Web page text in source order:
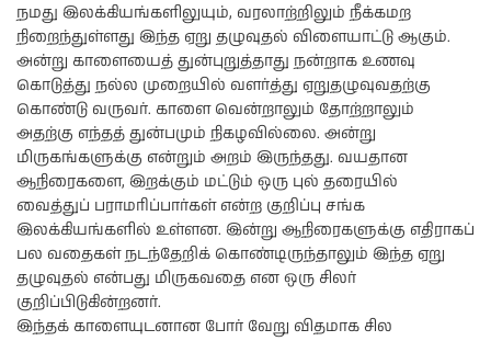
நமது இலக்கியங்களிலுயும், வரலாற்றிலும் நீக்கமற
நிறைந்துள்ளது இந்த ஏறு தழுவுதல் விளையாட்டு ஆகும்.
அன்று காளையைத் துன்புறுத்தாது நன்றாக உணவு
கொடுத்து நல்ல முறையில் வளர்த்து ஏறுதழுவுவதற்கு
கொண்டு வருவர். காளை வென்றாலும் தோற்றாலும்
அதற்கு எந்தத் துன்பமும் நிகழவில்லை. அன்று
மிருகங்களுக்கு என்றும் அறம் இருந்தது. வயதான
ஆநிரைகளை, இறக்கும் மட்டும் ஒரு புல் தரையில்
வைத்துப் பராமரிப்பார்கள் என்ற குறிப்பு சங்க
இலக்கியங்களில் உள்ளன. இன்று ஆநிரைகளுக்கு எதிராகப்
பல வதைகள் நடந்தேறிக் கொண்டிருந்தாலும் இந்த ஏறு
தழுவுதல் என்பது மிருகவதை என ஒரு சிலர்
குறிப்பிடுகின்றனர்.
இந்தக் காளையுடனான போர் வேறு விதமாக சில